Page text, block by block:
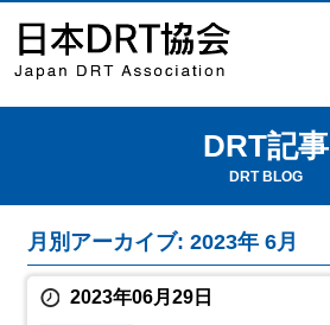
DRT記事
DRT BLOG
月別アーカイブ: 2023年 6月
2023年06月29日